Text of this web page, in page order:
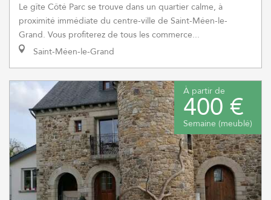
Le gîte Côté Parc se trouve dans un quartier calme, à
proximité immédiate du centre-ville de Saint-Méen-le-
Grand. Vous profiterez de tous les commerce...
Saint-Méen-le-Grand
À partir de
400 €
Semaine (meublé)